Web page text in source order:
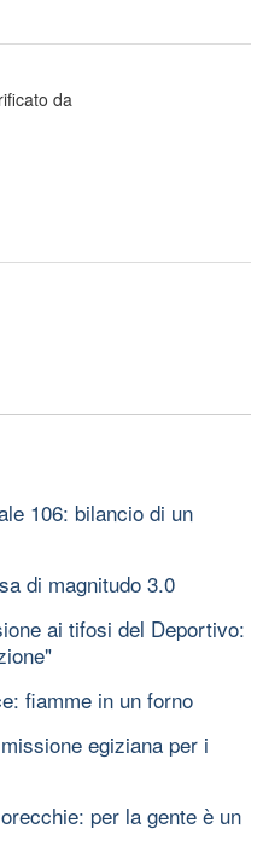
da
106: bilancio di un
di magnitudo 3.0
ai tifosi del Deportivo:
fiamme in un forno
egiziana per i
per la gente è un